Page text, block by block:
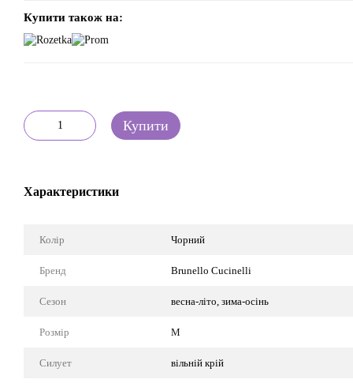
Купити також на:
Купити
Характеристики
Колір Чорний
Бренд Brunello Cucinelli
Сезон весна-літо, зима-осінь
Розмір M
Силует вільній крій